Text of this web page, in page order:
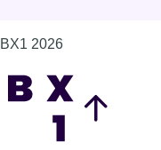
BX1 2026